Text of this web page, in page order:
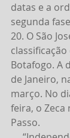
datas e a
segunda
20. O São
Botafogo. A
de Janeiro,
março. No
feira, o Zeca
Passo.